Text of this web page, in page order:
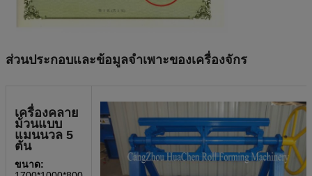
ส่วนประกอบและข้อมูลจำเพาะของเครื่องจักร
เครื่องคลาย
ม้วนแบบ
แมนนวล 5
ตัน
ขนาด: